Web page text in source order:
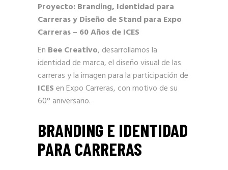
Proyecto: Branding, Identidad para
Carreras y Diseño de Stand para Expo
Carreras – 60 Años de ICES
En Bee Creativo, desarrollamos la
identidad de marca, el diseño visual de las
carreras y la imagen para la participación de
ICESen Expo Carreras, con motivo de su
60° aniversario.
BRANDING E IDENTIDAD
PARA CARRERAS